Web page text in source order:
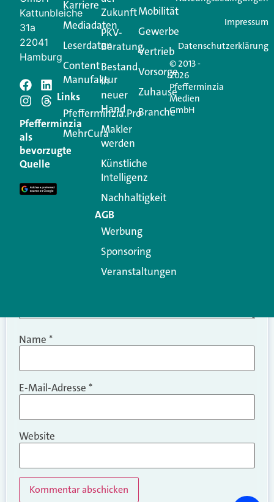
Jetzt anmelden
Schreiben Sie einen
Kommentar
Ihre E-Mail-Adresse wird nicht veröffentlicht.
Erforderliche Felder sind mit
Kommentar
Name *
E-Mail-Adresse *
Website
Kattunbleiche
31a
22041
Hamburg
Pfefferminzia
als
bevorzugte
Quelle
Karriere
Mediadaten
Leserdaten
Content
Manufaktur
Links
Pfefferminzia.Pro
MehrCura
Zukunft
PKV-
Beratung
Bestand
in
neuer
Hand
Makler
werden
Künstliche
Intelligenz
Nachhaltigkeit
AGB
Werbung
Sponsoring
Veranstaltungen
Mobilität
Gewerbe
Vertrieb
Vorsorge
Zuhause
Branche
© 2013 -
2026
Pfefferminzia
Medien
GmbH
Impressum
Datenschutzerklärung